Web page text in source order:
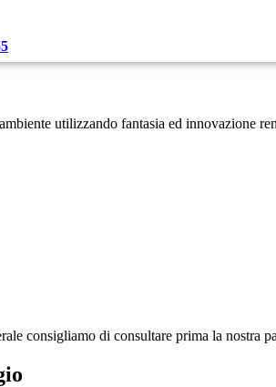
utilizzando fantasia ed innovazione
consigliamo di consultare prima la nostra